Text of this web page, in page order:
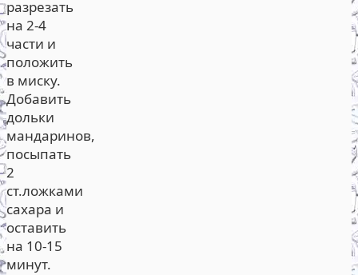
разрезать
на 2-4
части и
положить
в миску.
Добавить
дольки
мандаринов,
посыпать
2
ст.ложками
сахара и
оставить
на 10-15
минут.